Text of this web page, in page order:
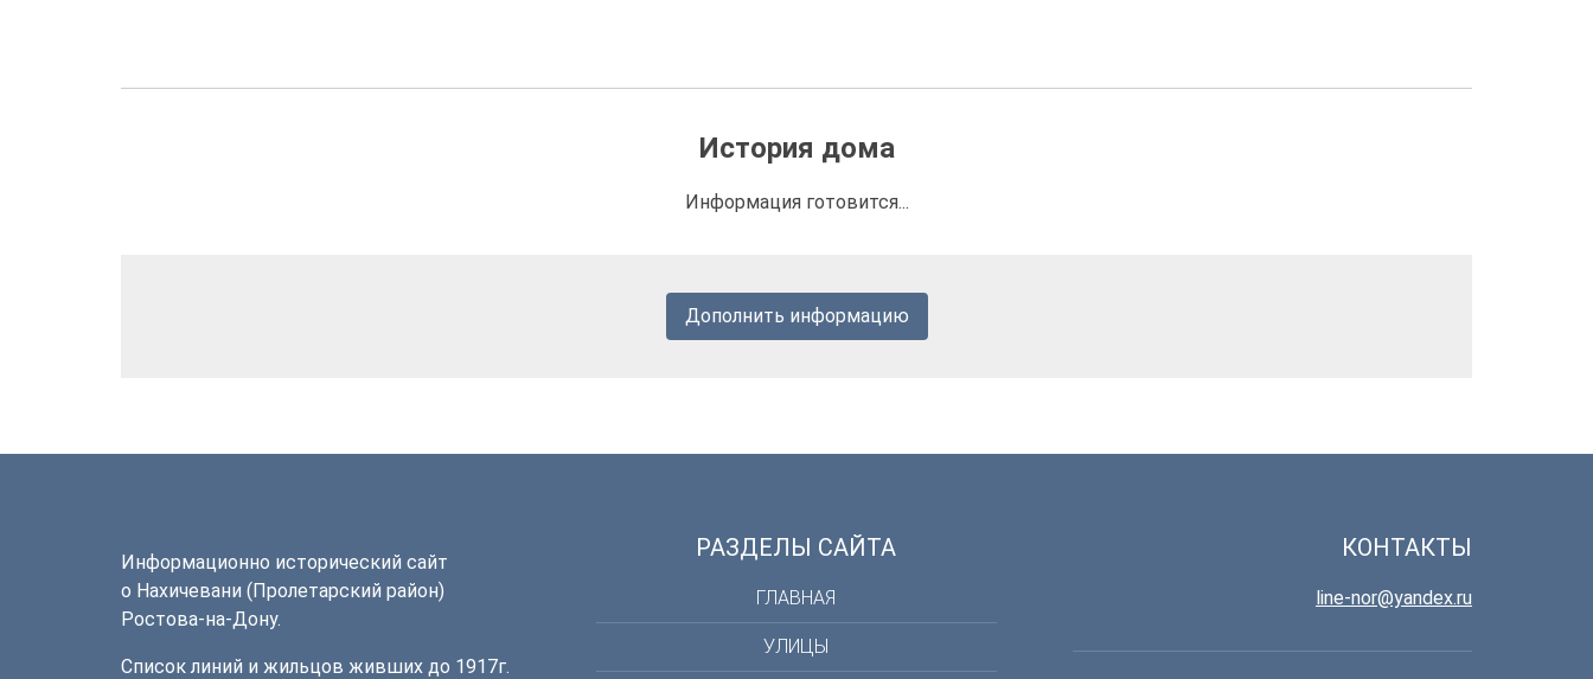
История дома
Информация готовится...
Дополнить информацию
Информационно исторический сайт
о Нахичевани (Пролетарский район)
Ростова-на-Дону.
Список линий и жильцов живших до 1917г.
РАЗДЕЛЫ САЙТА
ГЛАВНАЯ
УЛИЦЫ
КОНТАКТЫ
line-nor@yandex.ru